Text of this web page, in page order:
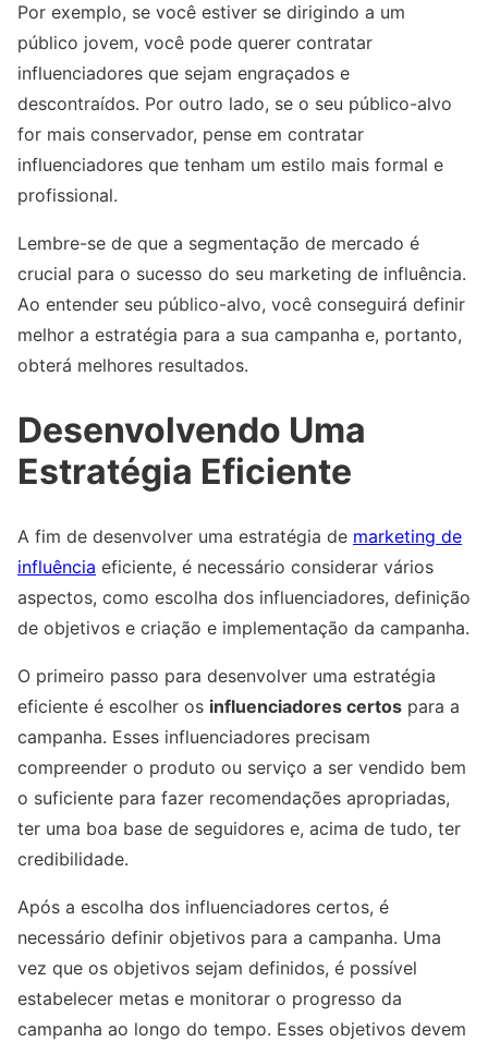
Por exemplo, se você estiver se dirigindo a um
público jovem, você pode querer contratar
influenciadores que sejam engraçados e
descontraídos. Por outro lado, se o seu público-alvo
for mais conservador, pense em contratar
influenciadores que tenham um estilo mais formal e
profissional.
Lembre-se de que a segmentação de mercado é
crucial para o sucesso do seu marketing de influência.
Ao entender seu público-alvo, você conseguirá definir
melhor a estratégia para a sua campanha e, portanto,
obterá melhores resultados.
Desenvolvendo Uma
Estratégia Eficiente
A fim de desenvolver uma estratégia de marketing de
influência eficiente, é necessário considerar vários
aspectos, como escolha dos influenciadores, definição
de objetivos e criação e implementação da campanha.
O primeiro passo para desenvolver uma estratégia
eficiente é escolher os influenciadores certos para a
campanha. Esses influenciadores precisam
compreender o produto ou serviço a ser vendido bem
o suficiente para fazer recomendações apropriadas,
ter uma boa base de seguidores e, acima de tudo, ter
credibilidade.
Após a escolha dos influenciadores certos, é
necessário definir objetivos para a campanha. Uma
vez que os objetivos sejam definidos, é possível
estabelecer metas e monitorar o progresso da
campanha ao longo do tempo. Esses objetivos devem